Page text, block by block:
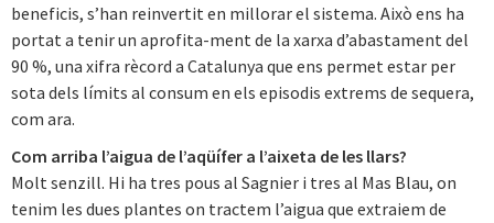
beneficis, s’han reinvertit en millorar el sistema. Això ens ha
portat a tenir un aprofita-ment de la xarxa d’abastament del
90 %, una xifra rècord a Catalunya que ens permet estar per
sota dels límits al consum en els episodis extrems de sequera,
com ara.
Com arriba l’aigua de l’aqüífer a l’aixeta de les llars?
Molt senzill. Hi ha tres pous al Sagnier i tres al Mas Blau, on
tenim les dues plantes on tractem l’aigua que extraiem de